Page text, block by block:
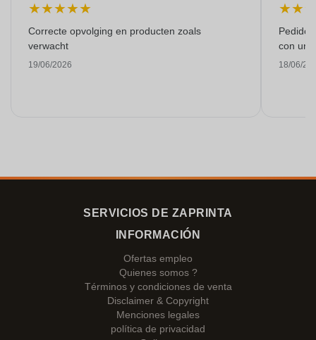
★★★★★
Correcte opvolging en producten zoals
verwacht
19/06/2026
★★
Pedido
con
18/06/
SERVICIOS DE ZAPRINTA
INFORMACIÓN
Ofertas empleo
Quienes somos ?
Términos y condiciones de venta
Disclaimer & Copyright
Menciones legales
política de privacidad